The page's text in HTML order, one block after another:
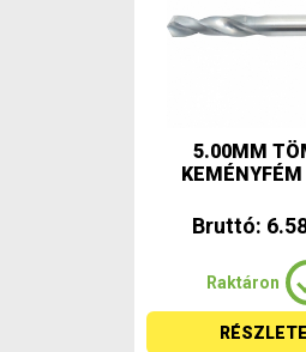
5.00MM
KEMÉNYFÉM
Bruttó:
Raktáron